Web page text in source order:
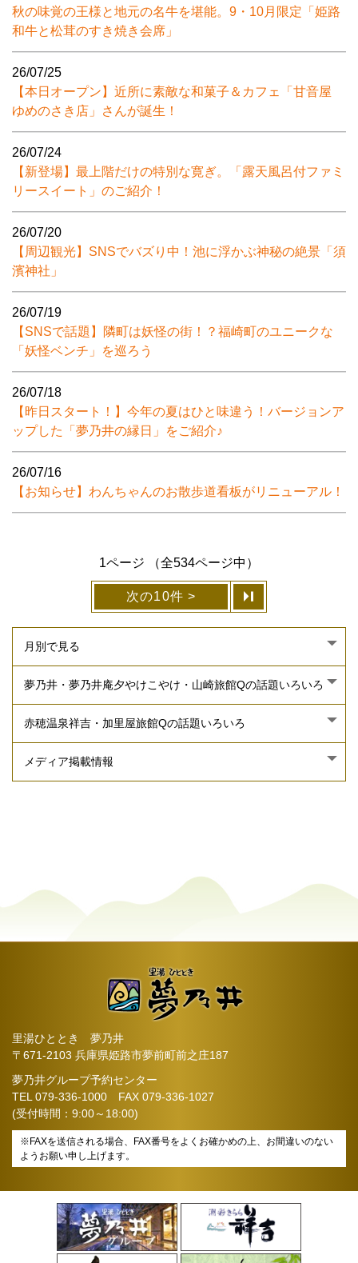
秋の味覚の王様と地元の名牛を堪能。9・10月限定「姫路
和牛と松茸のすき焼き会席」
26/07/25
【本日オープン】近所に素敵な和菓子＆カフェ「甘音屋
ゆめのさき店」さんが誕生！
26/07/24
【新登場】最上階だけの特別な寛ぎ。「露天風呂付ファミ
リースイート」のご紹介！
26/07/20
【周辺観光】SNSでバズり中！池に浮かぶ神秘の絶景「須
濱神社」
26/07/19
【SNSで話題】隣町は妖怪の街！？福崎町のユニークな
「妖怪ベンチ」を巡ろう
26/07/18
【昨日スタート！】今年の夏はひと味違う！バージョンア
ップした「夢乃井の縁日」をご紹介♪
26/07/16
【お知らせ】わんちゃんのお散歩道看板がリニューアル！
1ページ （全534ページ中）
次の10件
里湯ひととき 夢乃井
〒671-2103 兵庫県姫路市夢前町前之庄187
夢乃井グループ予約センター
TEL 079-336-1000 FAX 079-336-1027
(受付時間：9:00～18:00)
※FAXを送信される場合、FAX番号をよくお確かめの上、お間違いのない
ようお願い申し上げます。